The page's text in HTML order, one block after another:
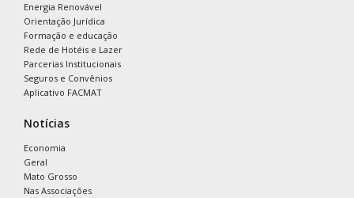
Energia Renovável
Orientação Jurídica
Formação e educação
Rede de Hotéis e Lazer
Parcerias Institucionais
Seguros e Convênios
Aplicativo FACMAT
Notícias
Economia
Geral
Mato Grosso
Nas Associações